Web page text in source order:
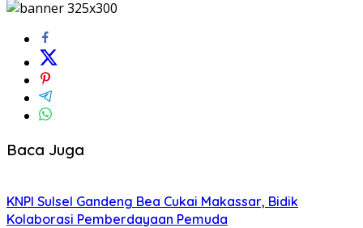
Baca Juga
KNPI Sulsel Gandeng Bea Cukai Makassar, Bidik
Kolaborasi Pemberdayaan Pemuda